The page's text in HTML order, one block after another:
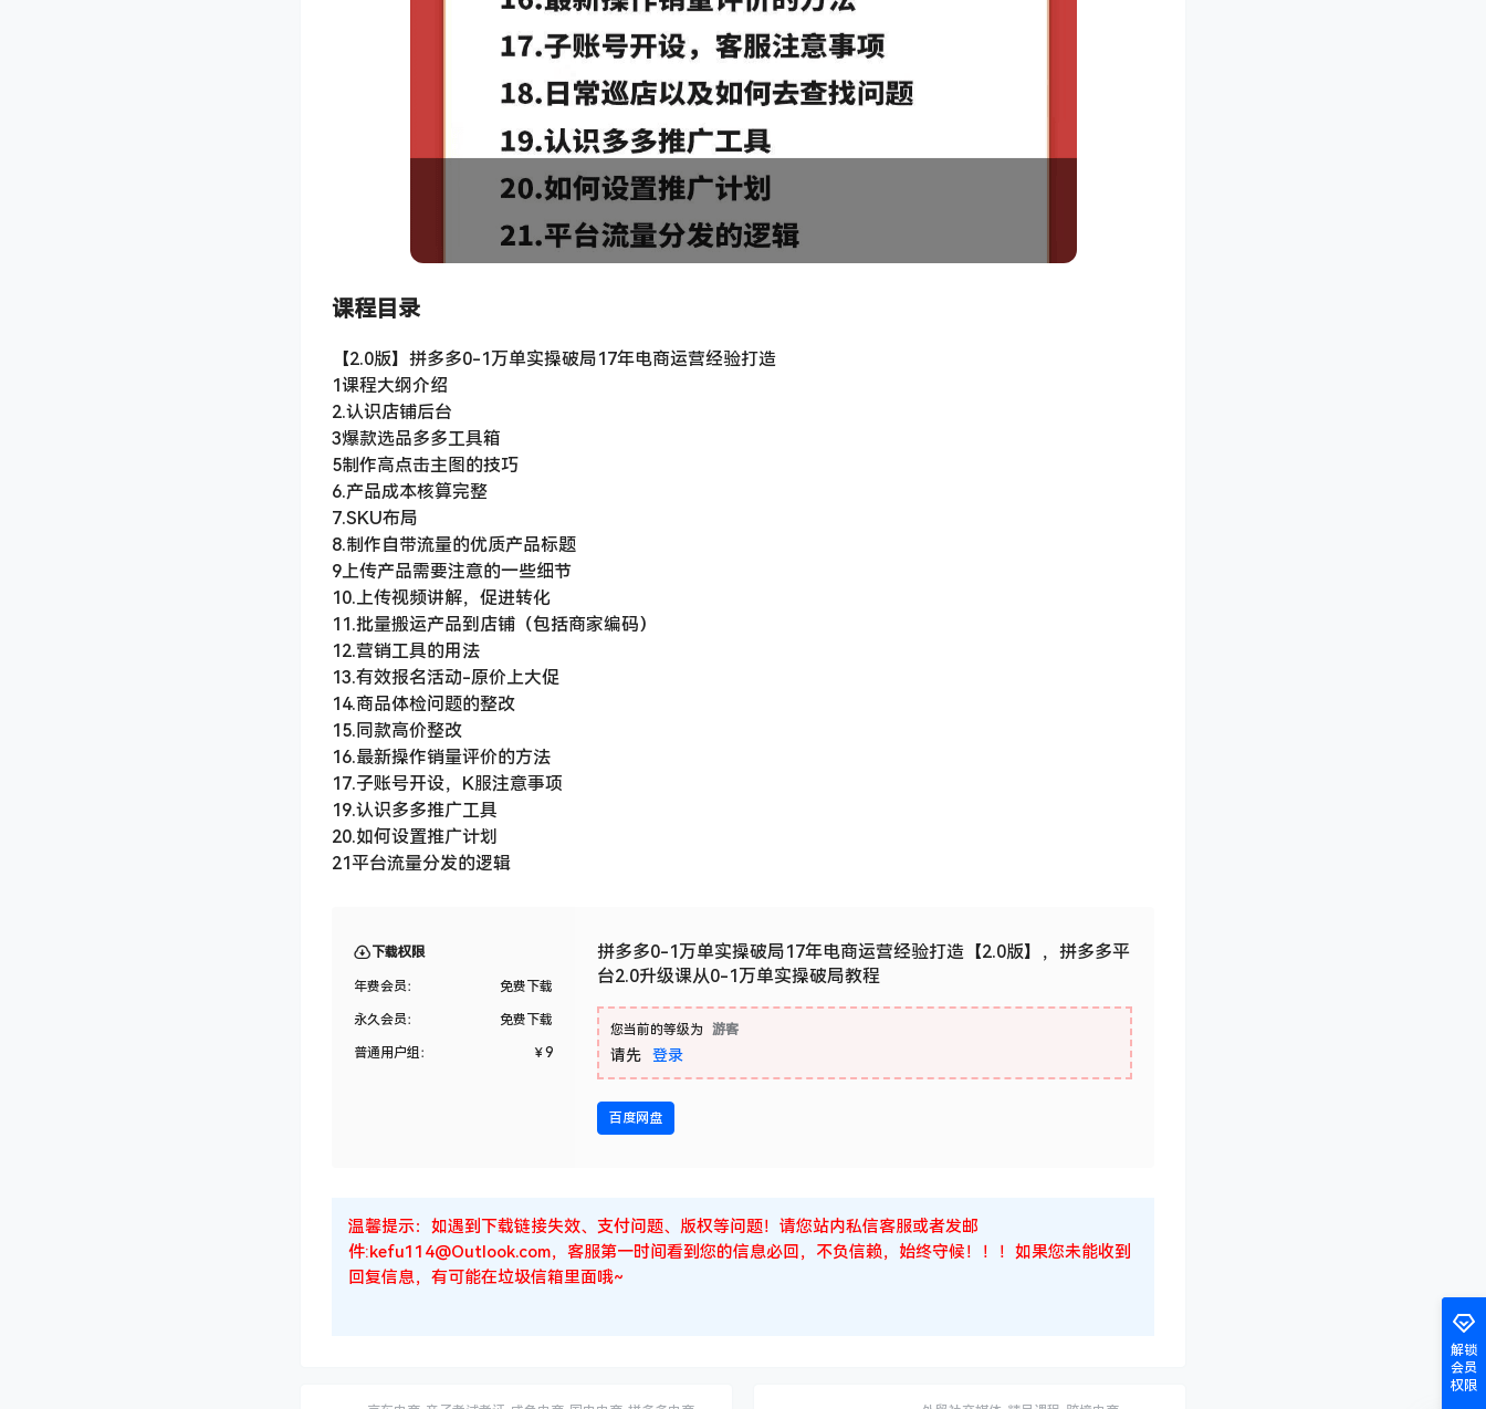
课程目录
【2.0版】拼多多0-1万单实操破局17年电商运营经验打造
1课程大纲介绍
2.认识店铺后台
3爆款选品多多工具箱
5制作高点击主图的技巧
6.产品成本核算完整
7.SKU布局
8.制作自带流量的优质产品标题
9上传产品需要注意的一些细节
10.上传视频讲解，促进转化
11.批量搬运产品到店铺（包括商家编码）
12.营销工具的用法
13.有效报名活动-原价上大促
14.商品体检问题的整改
15.同款高价整改
16.最新操作销量评价的方法
17.子账号开设，K服注意事项
19.认识多多推广工具
20.如何设置推广计划
21平台流量分发的逻辑
下载权限
年费会员： 免费下载
永久会员： 免费下载
普通用户组： ￥9
拼多多0-1万单实操破局17年电商运营经验打造【2.0版】，拼多多平
台2.0升级课从0-1万单实操破局教程
您当前的等级为 游客
请先 登录
百度网盘
温馨提示：如遇到下载链接失效、支付问题、版权等问题！请您站内私信客服或者发邮
件:kefu114@Outlook.com，客服第一时间看到您的信息必回，不负信赖，始终守候！！！如果您未能收到
回复信息，有可能在垃圾信箱里面哦~
解锁
会员
权限